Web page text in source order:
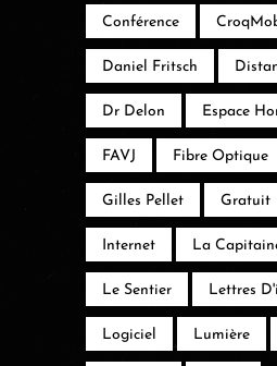
Conférence
Daniel Fritsch
Dr Delon Espace
FAVJ Fibre Optique
Gilles Pellet Gratuit
Internet La
Le Sentier Lettres
Logiciel Lumière